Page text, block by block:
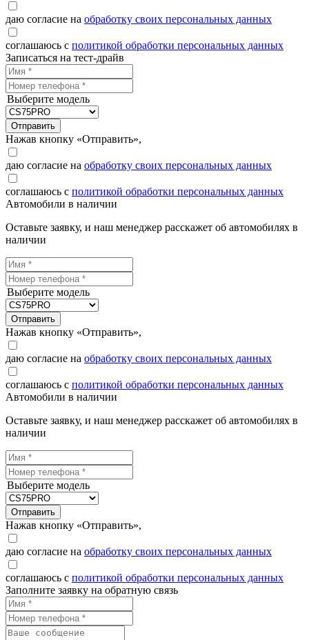
даю согласие на обработку своих персональных данных
соглашаюсь с политикой обработки персональных данных
Записаться на тест-драйв
Выберите модель
Отправить
Нажав кнопку «Отправить»,
даю согласие на обработку своих персональных данных
соглашаюсь с политикой обработки персональных данных
Автомобили в наличии
Оставьте заявку, и наш менеджер расскажет об автомобилях в
наличии
Выберите модель
Отправить
Нажав кнопку «Отправить»,
даю согласие на обработку своих персональных данных
соглашаюсь с политикой обработки персональных данных
Автомобили в наличии
Оставьте заявку, и наш менеджер расскажет об автомобилях в
наличии
Выберите модель
Отправить
Нажав кнопку «Отправить»,
даю согласие на обработку своих персональных данных
соглашаюсь с политикой обработки персональных данных
Заполните заявку на обратную связь